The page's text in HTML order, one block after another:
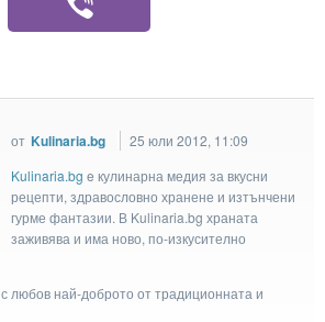
от Kulinaria.bg
25 юли 2012, 11:09
Kulinaria.bg e кулинарна медия за вкусни
рецепти, здравословно хранене и изтънчени
гурме фантазии. В Kulinaria.bg храната
заживява и има ново, по-изкусително
любов най-доброто от традиционната и